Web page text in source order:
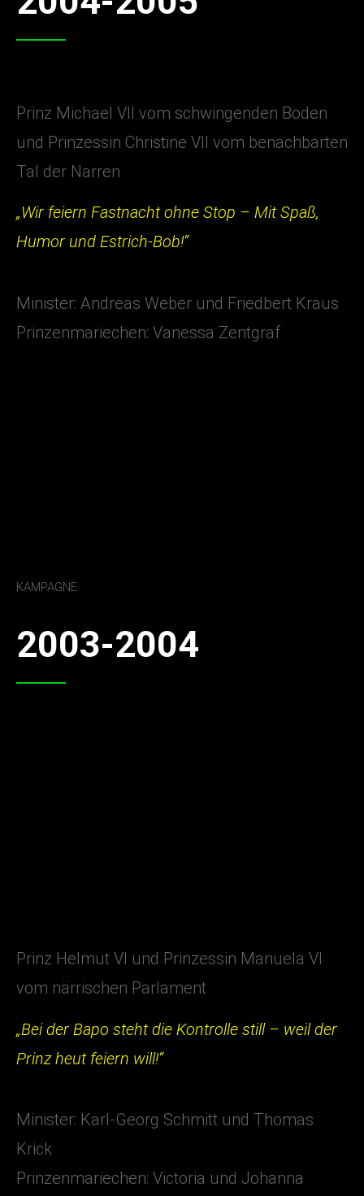
Prinz Michael VII vom schwingenden Boden
und Prinzessin Christine VII vom benachbarten
Tal der Narren
„Wir feiern Fastnacht ohne Stop – Mit Spaß,
Humor und Estrich-Bob!“
Minister: Andreas Weber und Friedbert Kraus
Prinzenmariechen: Vanessa Zentgraf
Prinz Helmut VI und Prinzessin Manuela VI
vom närrischen Parlament
KAMPAGNE
2002-2003